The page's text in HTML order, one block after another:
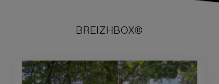
BREIZHBOX®